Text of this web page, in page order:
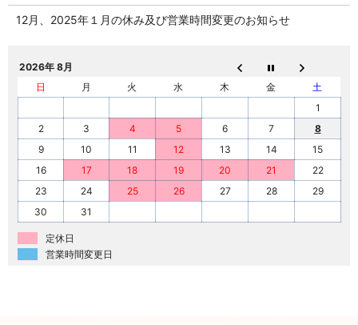
12月、2025年１月の休み及び営業時間変更のお知らせ
2026年 8月
日
月 火 水 木 金
土
1
2
3 4 5 6 7
8
9
10 11 12 13 14
15
16
17 18 19 20 21
22
23
24 25 26 27 28
29
30
31
定休日
営業時間変更日